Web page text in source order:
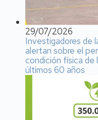
29/07/2026
Investigadores de
alertan sobre el
condición física de
últimos 60 años